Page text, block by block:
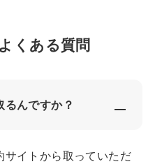
くある質問
んですか？
サイトから取っていただ